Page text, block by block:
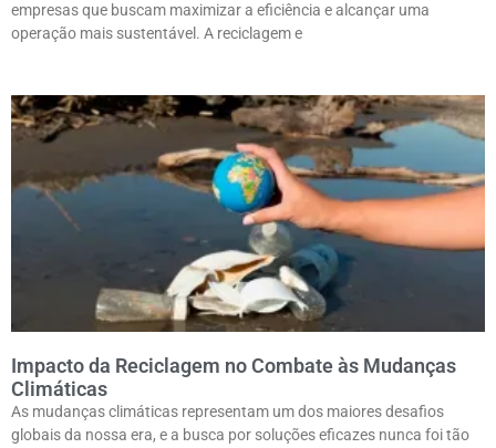
empresas que buscam maximizar a eficiência e alcançar uma
operação mais sustentável. A reciclagem e
Impacto da Reciclagem no Combate às Mudanças
Climáticas
As mudanças climáticas representam um dos maiores desafios
globais da nossa era, e a busca por soluções eficazes nunca foi tão